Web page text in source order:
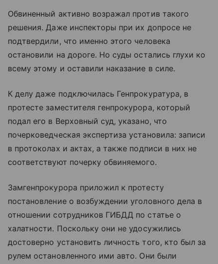
Обвиненный активно возражал против такого
решения. Даже инспекторы при их допросе не
подтвердили, что именно этого человека
остановили на дороге. Но суды остались глухи ко
всему этому и оставили наказание в силе.
К делу даже подключилась Генпрокуратура, в
протесте заместителя генпрокурора, который
подал его в Верховный суд, указано, что
почерковедческая экспертиза установила: записи
в протоколах и актах, а также подписи в них не
соответствуют почерку обвиняемого.
Замгенпрокурора приложил к протесту
постановление о возбуждении уголовного дела в
отношении сотрудников ГИБДД по статье о
халатности. Поскольку они не удосужились
достоверно установить личность того, кто был за
рулем остановленного ими авто. Они были